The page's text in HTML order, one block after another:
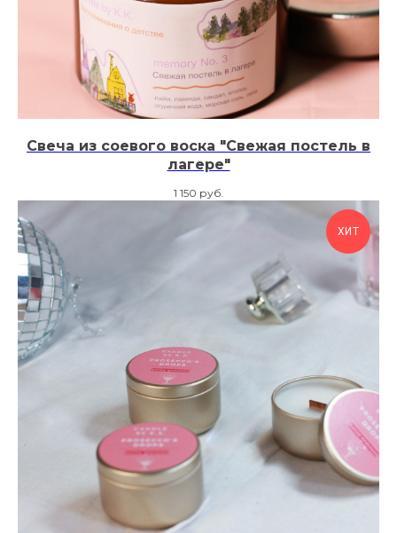
Свеча из соевого воска "Свежая постель в
лагере"
1 150 руб.
ХИТ